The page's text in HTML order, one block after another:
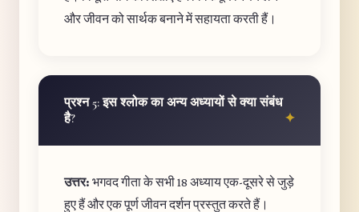
और जीवन को सार्थक बनाने में सहायता करती हैं।
प्रश्न 5: इस श्लोक का अन्य अध्यायों से क्या संबंध
है?
उत्तर: भगवद गीता के सभी 18 अध्याय एक-दूसरे से जुड़े
हुए हैं और एक पूर्ण जीवन दर्शन प्रस्तुत करते हैं।